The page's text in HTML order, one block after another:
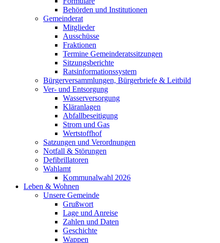
Behörden und Institutionen
Gemeinderat
Mitglieder
Ausschüsse
Fraktionen
Termine Gemeinderatssitzungen
Sitzungsberichte
Ratsinformationssystem
Bürgerversammlungen, Bürgerbriefe & Leitbild
Ver- und Entsorgung
Wasserversorgung
Kläranlagen
Abfallbeseitigung
Strom und Gas
Wertstoffhof
Satzungen und Verordnungen
Notfall & Störungen
Defibrillatoren
Wahlamt
Kommunalwahl 2026
Leben & Wohnen
Unsere Gemeinde
Grußwort
Lage und Anreise
Zahlen und Daten
Geschichte
Wappen